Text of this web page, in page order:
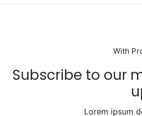
With
Subscribe to our
Lorem ipsum